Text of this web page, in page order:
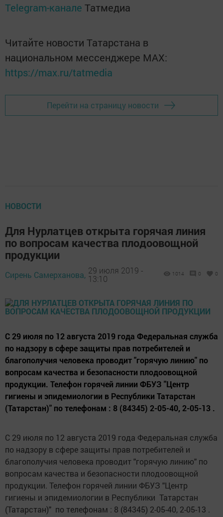
Telegram-канале Татмедиа
Читайте новости Татарстана в
национальном мессенджере MАХ:
https://max.ru/tatmedia
Перейти на страницу новости
НОВОСТИ
Для Нурлатцев открыта горячая линия
по вопросам качества плодоовощной
продукции
Сирень Самерханова, 29 июля 2019 -
13:10
1014 0 0
С 29 июля по 12 августа 2019 года Федеральная служба
по надзору в сфере защиты прав потребителей и
благополучия человека проводит "горячую линию" по
вопросам качества и безопасности плодоовощной
продукции. Телефон горячей линии ФБУЗ "Центр
гигиены и эпидемиологии в Республики Татарстан
(Татарстан)" по телефонам : 8 (84345) 2-05-40, 2-05-13 .
С 29 июля по 12 августа 2019 года Федеральная служба
по надзору в сфере защиты прав потребителей и
благополучия человека проводит "горячую линию" по
вопросам качества и безопасности плодоовощной
продукции. Телефон горячей линии ФБУЗ "Центр
гигиены и эпидемиологии в Республики Татарстан
(Татарстан)" по телефонам : 8 (84345) 2-05-40, 2-05-13 .